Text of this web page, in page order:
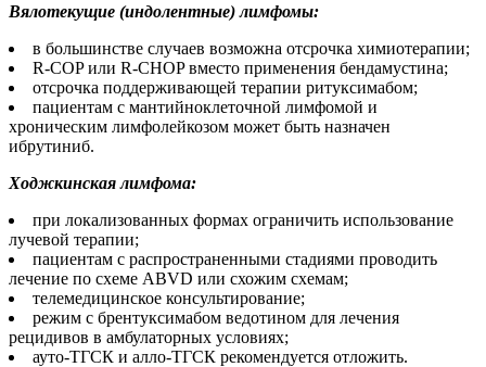
Вялотекущие (индолентные) лимфомы:
в большинстве случаев возможна отсрочка химиотерапии;
R-COP или R-CHOP вместо применения бендамустина;
отсрочка поддерживающей терапии ритуксимабом;
пациентам с мантийноклеточной лимфомой и
хроническим лимфолейкозом может быть назначен
ибрутиниб.
Ходжкинская лимфома:
при локализованных формах ограничить использование
лучевой терапии;
пациентам с распространенными стадиями проводить
лечение по схеме ABVD или схожим схемам;
телемедицинское консультирование;
режим с брентуксимабом ведотином для лечения
рецидивов в амбулаторных условиях;
ауто-ТГСК и алло-ТГСК рекомендуется отложить.